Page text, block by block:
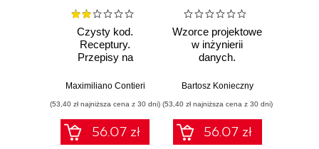
Czysty kod.
Receptury.
Przepisy na
struktury i jakości
Maximiliano Contieri
(53,40 zł najniższa cena z 30 dni)
56.07 zł
Wzorce projektowe
w inżynierii
danych.
rozwiązania i dobre
Bartosz Konieczny
(53,40 zł najniższa cena z 30 dni)
56.07 zł